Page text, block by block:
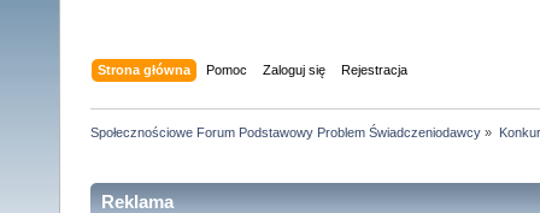
Strona główna Pomoc Zaloguj się Rejestracja
Społecznościowe Forum Podstawowy Problem Świadczeniodawcy »
Reklama